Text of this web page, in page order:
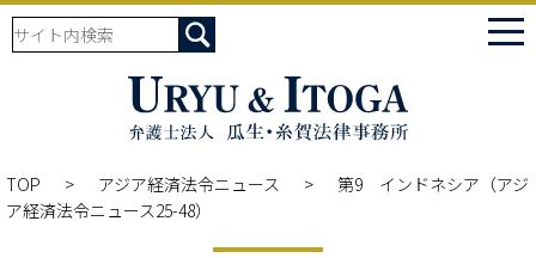
TOP アジア経済法令ニュース
第9 インドネシア（アジ
ア経済法令ニュース25-48）